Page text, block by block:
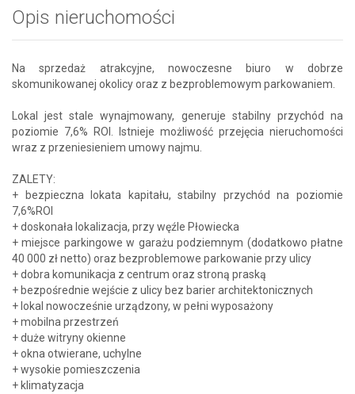
Opis nieruchomości
Na sprzedaż atrakcyjne, nowoczesne biuro w dobrze
skomunikowanej okolicy oraz z bezproblemowym parkowaniem.
Lokal jest stale wynajmowany, generuje stabilny przychód na
poziomie 7,6% ROI. Istnieje możliwość przejęcia nieruchomości
wraz z przeniesieniem umowy najmu.
ZALETY:
+ bezpieczna lokata kapitału, stabilny przychód na poziomie
7,6%ROI
+ doskonała lokalizacja, przy węźle Płowiecka
+ miejsce parkingowe w garażu podziemnym (dodatkowo płatne
40 000 zł netto) oraz bezproblemowe parkowanie przy ulicy
+ dobra komunikacja z centrum oraz stroną praską
+ bezpośrednie wejście z ulicy bez barier architektonicznych
+ lokal nowocześnie urządzony, w pełni wyposażony
+ mobilna przestrzeń
+ duże witryny okienne
+ okna otwierane, uchylne
+ wysokie pomieszczenia
+ klimatyzacja